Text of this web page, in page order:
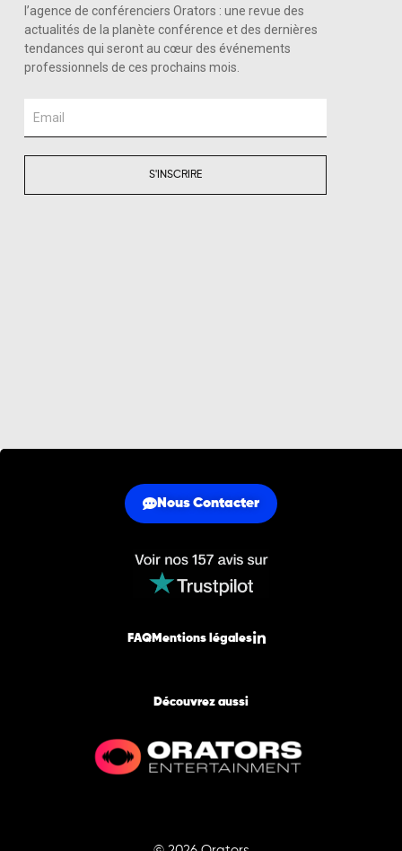
l’agence de conférenciers Orators : une revue des
actualités de la planète conférence et des dernières
tendances qui seront au cœur des événements
professionnels de ces prochains mois.
S'INSCRIRE
Nous Contacter
FAQ Mentions légales
Découvrez aussi